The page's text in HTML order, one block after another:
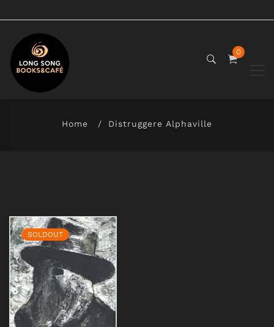
0
Home Distruggere Alphaville
SOLDOUT